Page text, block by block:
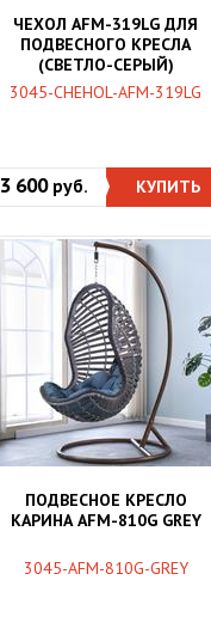
ЧЕХОЛ AFM-319LG ДЛЯ
ПОДВЕСНОГО КРЕСЛА
(СВЕТЛО-СЕРЫЙ)
3045-CHEHOL-AFM-319LG
3 600 руб. КУПИТЬ
ПОДВЕСНОЕ КРЕСЛО
КАРИНА AFM-810G GREY
3045-AFM-810G-GREY